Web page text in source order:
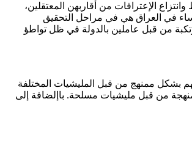
الإعترافات من أقاربهن المعتقلين،
في العراق هي في مراحل التحقيق
من قبل عاملين بالدولة في ظل تواطؤ
بشكل ممنهج من قبل المليشيات المختلفة
من قبل مليشيات مسلحة. باإلضافة إلى